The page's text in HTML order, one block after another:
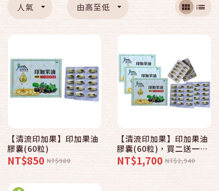
人氣 由高至低
【清流印加果】印加果油
膠囊(60粒)
NT$850 NT$980
【清流印加果】印加果油
膠囊(60粒)，買二送一
$1700
NT$1,700 NT$2,940